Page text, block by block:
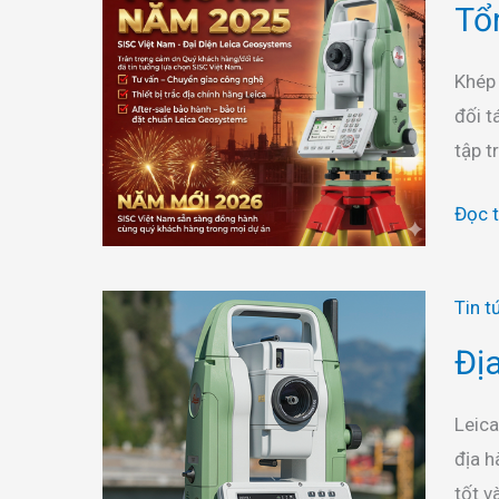
trắc
cần
thiết
đối
tập
năm
lịch
Đọc
Tin
địa
tốt
Địa
bán
đạc